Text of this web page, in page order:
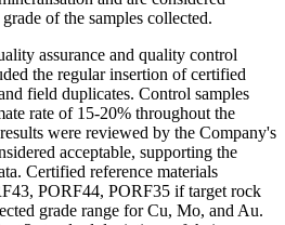
of the samples collected.
assurance and quality control
the regular insertion of certified
field duplicates. Control samples
rate of 15-20% throughout the
were reviewed by the Company's
acceptable, supporting the
Certified reference materials
PORF44, PORF35 if target rock
grade range for Cu, Mo, and Au.